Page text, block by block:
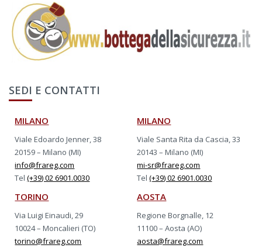
SEDI E CONTATTI
MILANO
Viale Edoardo Jenner, 38
20159 – Milano (MI)
info@frareg.com
Tel(+39) 02 6901.0030
MILANO
Viale Santa Rita da Cascia, 33
20143 – Milano (MI)
mi-sr@frareg.com
Tel(+39) 02 6901.0030
TORINO
Via Luigi Einaudi, 29
10024 – Moncalieri (TO)
torino@frareg.com
AOSTA
Regione Borgnalle, 12
11100 – Aosta (AO)
aosta@frareg.com